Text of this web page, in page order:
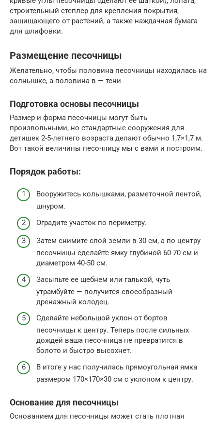
строительный степлер для крепления покрытия,
защищающего от растений, а также наждачная бумага
для шлифовки.
Размещение песочницы
Желательно, чтобы половина песочницы находилась на
солнышке, а половина в — тени
Подготовка основы песочницы
Размер и форма песочницы могут быть
произвольными, но стандартные сооружения для
детишек 2-5-летнего возраста делают обычно 1,7×1,7 м.
Вот такой величины песочницу мы с вами и построим.
Порядок работы:
Вооружитесь колышками, разметочной лентой,
шнуром.
Оградите участок по периметру.
Затем снимите слой земли в 30 см, а по центру
песочницы сделайте ямку глубиной 60-70 см и
диаметром 40-50 см.
Засыпьте ее щебнем или галькой, чуть
утрамбуйте — получится своеобразный
дренажный колодец.
Сделайте небольшой уклон от бортов
песочницы к центру. Теперь после сильных
дождей ваша песочница не превратится в
болото и быстро высохнет.
В итоге у нас получилась прямоугольная ямка
размером 170×170×30 см с уклоном к центру.
Основание для песочницы
Основанием для песочницы может стать плотная